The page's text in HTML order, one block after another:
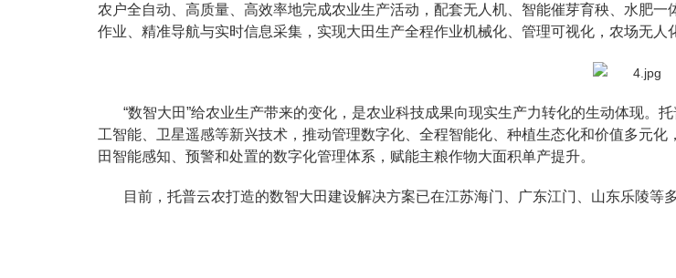
农户全自动、高质量、高效率地完成农业生产活动，配套无人机、智能催芽育秧、水肥
作业、精准导航与实时信息采集，实现大田生产全程作业机械化、管理可视化，农场无人
“数智大田”给农业生产带来的变化，是农业科技成果向现实生产力转化的生动体现。
工智能、卫星遥感等新兴技术，推动管理数字化、全程智能化、种植生态化和价值多元
田智能感知、预警和处置的数字化管理体系，赋能主粮作物大面积单产提升。
目前，托普云农打造的数智大田建设解决方案已在江苏海门、广东江门、山东乐陵等